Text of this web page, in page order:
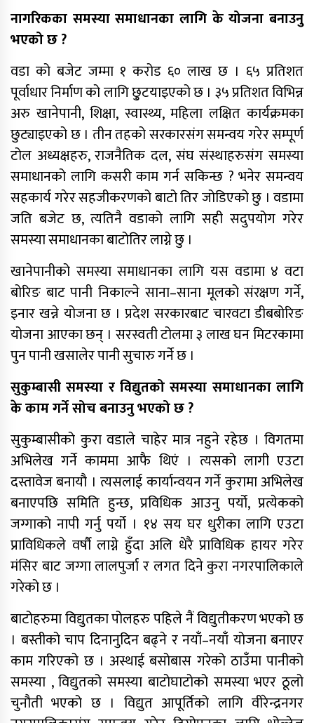
नागरिकका समस्या समाधानका लागि के योजना बनाउनु
भएको छ ?
वडा को बजेट जम्मा १ करोड ६० लाख छ । ६५ प्रतिशत
पूर्वाधार निर्माण को लागि छु्टयाइएको छ । ३५ प्रतिशत विभिन्न
अरु खानेपानी, शिक्षा, स्वास्थ्य, महिला लक्षित कार्यक्रमका
छुट्याइएको छ । तीन तहको सरकारसंग समन्वय गरेर सम्पूर्ण
टोल अध्यक्षहरु, राजनैतिक दल, संघ संस्थाहरुसंग समस्या
समाधानको लागि कसरी काम गर्न सकिन्छ ? भनेर समन्वय
सहकार्य गरेर सहजीकरणको बाटो तिर जोडिएको छु । वडामा
जति बजेट छ, त्यतिनै वडाको लागि सही सदुपयोग गरेर
समस्या समाधानका बाटोतिर लाग्ने छु ।
खानेपानीको समस्या समाधानका लागि यस वडामा ४ वटा
बोरिङ बाट पानी निकाल्ने साना–साना मूलको संरक्षण गर्ने,
इनार खन्ने योजना छ । प्रदेश सरकारबाट चारवटा डीबबोरिङ
योजना आएका छन् । सरस्वती टोलमा ३ लाख घन मिटरकामा
पुन पानी खसालेर पानी सुचारु गर्ने छ ।
सुकुम्बासी समस्या र विद्युतको समस्या समाधानका लागि
के काम गर्ने सोच बनाउनु भएको छ ?
सुकुम्बासीको कुरा वडाले चाहेर मात्र नहुने रहेछ । विगतमा
अभिलेख गर्ने काममा आफै थिएं । त्यसको लागी एउटा
दस्तावेज बनायौ । त्यसलाई कार्यान्वयन गर्ने कुरामा अभिलेख
बनाएपछि समिति हुन्छ, प्रविधिक आउनु पर्यो, प्रत्येकको
जग्गाको नापी गर्नु पर्यो । १४ सय घर धुरीका लागि एउटा
प्राविधिकले वर्षौ लाग्ने हुँदा अलि धेरै प्राविधिक हायर गरेर
मंसिर बाट जग्गा लालपुर्जा र लगत दिने कुरा नगरपालिकाले
गरेको छ ।
बाटोहरुमा विद्युतका पोलहरु पहिले नैं विद्युतीकरण भएको छ
। बस्तीको चाप दिनानुदिन बढ्ने र नयाँ–नयाँ योजना बनाएर
काम गरिएको छ । अस्थाई बसोबास गरेको ठाउँमा पानीको
समस्या , विद्युतको समस्या बाटोघाटोको समस्या भएर ठूलो
चुनौती भएको छ । विद्युत आपूर्तिको लागि वीरेन्द्रनगर